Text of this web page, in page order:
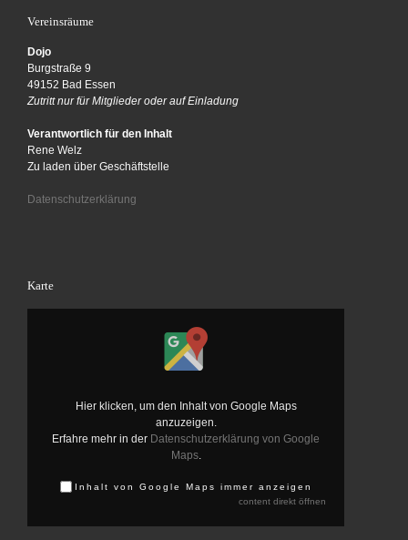
Vereinsräume
Dojo
Burgstraße 9
49152 Bad Essen
Zutritt nur für Mitglieder oder auf Einladung
Verantwortlich für den Inhalt
Rene Welz
Zu laden über Geschäftstelle
Datenschutzerklärung
Karte
Hier klicken, um den Inhalt von Google Maps
anzuzeigen.
Erfahre mehr in der Datenschutzerklärung von Google
Maps.
Inhalt von Google Maps immer anzeigen
content direkt öffnen